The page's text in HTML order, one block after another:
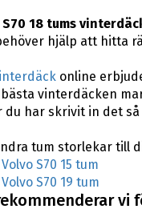
S70 18 tums
hjälp att hitta
online
vinterdäcken
har skrivit in det så
tum storlekar till
S70 15 tum
S70 19 tum
vi